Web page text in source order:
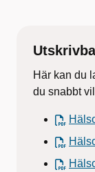
Här kan du
du snabbt